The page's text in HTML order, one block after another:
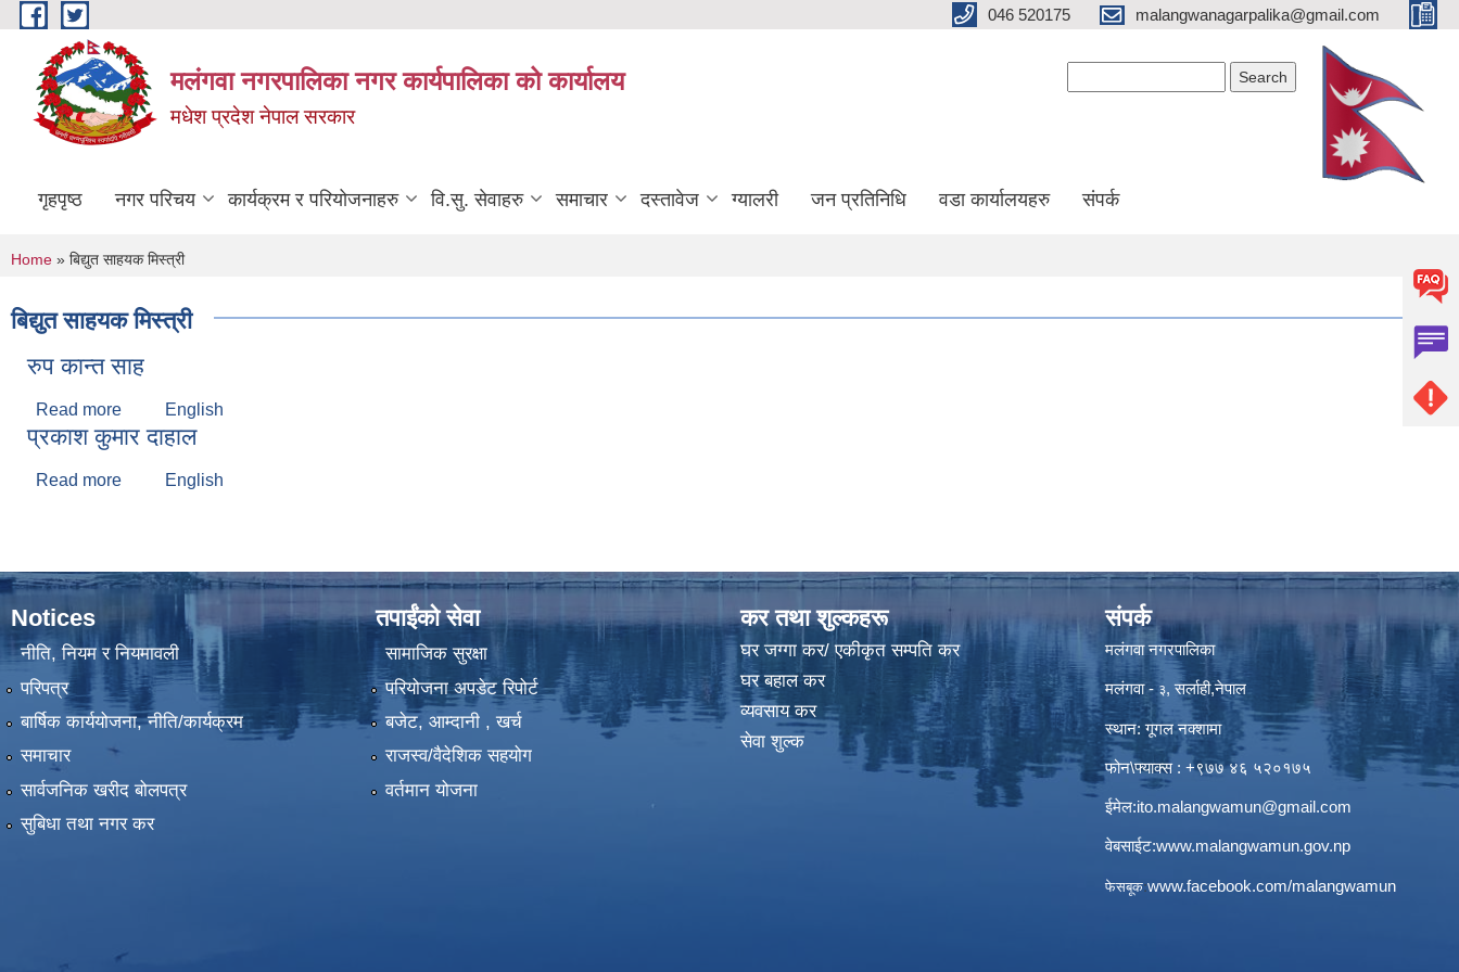
Skip to main content 046 520175 malangwanagarpalika@gmail.com
मलंगवा नगरपालिका नगर कार्यपालिका को कार्यालय
मधेश प्रदेश नेपाल सरकार
गृहपृष्ठ नगर परिचय कार्यक्रम र परियोजनाहरु वि.सु. सेवाहरु समाचार दस्तावेज ग्यालरी जन प्रतिनिधि वडा कार्यालयहरु संपर्क
You are here
Home » बिद्युत साहयक मिस्त्री
बिद्युत साहयक मिस्त्री
रुप कान्त साह
Read more about रुप कान्त साह
English
प्रकाश कुमार दाहाल
Read more about प्रकाश कुमार दाहाल
English
Notices
नीति, नियम र नियमावली
परिपत्र
बार्षिक कार्ययोजना, नीति/कार्यक्रम
समाचार
सार्वजनिक खरीद बोलपत्र
सुबिधा तथा नगर कर
तपाईंको सेवा
सामाजिक सुरक्षा
परियोजना अपडेट रिपोर्ट
बजेट, आम्दानी , खर्च
राजस्व/वैदेशिक सहयोग
वर्तमान योजना
कर तथा शुल्कहरू
घर जग्गा कर/ एकीकृत सम्पति कर
घर बहाल कर
व्यवसाय कर
सेवा शुल्क
संपर्क
मलंगवा नगरपालिका
मलंगवा -३, सर्लाही,नेपाल
स्थान: गूगल नक्शामा
फोन\फ्याक्स : +९७७ ४६ ५२०१७५
ईमेल:ito.malangwamun@gmail.com
वेबसाईट:www.malangwamun.gov.np
फेसबूक:www.facebook.com/malangwamun